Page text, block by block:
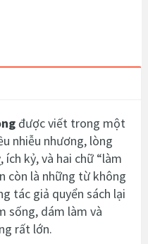
được viết trong một
nhiễu nhương, lòng
kỷ, và hai chữ “làm
còn là những từ không
tác giả quyển sách lại
sống, dám làm và
rất lớn.